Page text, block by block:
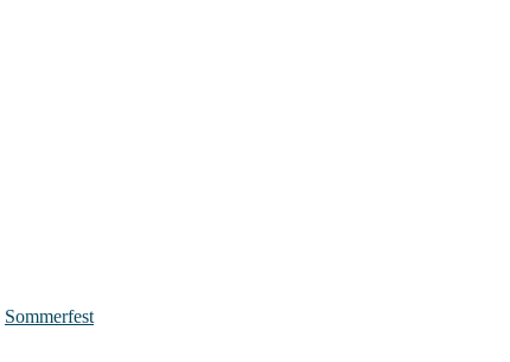
Sommerfest